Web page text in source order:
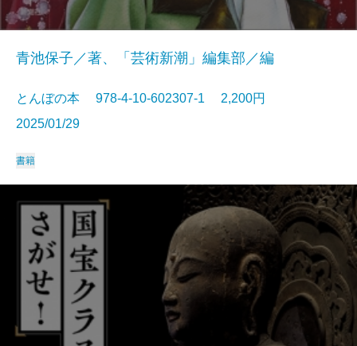
青池保子／著、「芸術新潮」編集部／編
とんぼの本 978-4-10-602307-1 2,200円
2025/01/29
書籍